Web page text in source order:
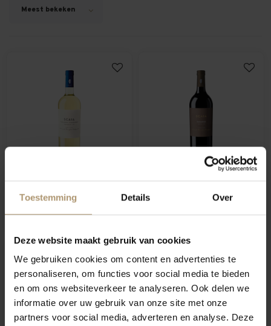
Toestemming Details Over
Deze website maakt gebruik van cookies
We gebruiken cookies om content en advertenties te
personaliseren, om functies voor social media te bieden
en om ons websiteverkeer te analyseren. Ook delen we
informatie over uw gebruik van onze site met onze
partners voor social media, adverteren en analyse. Deze
Meest bekeken
Chardonnay
€14,80
Sant'Antonio
€18,60